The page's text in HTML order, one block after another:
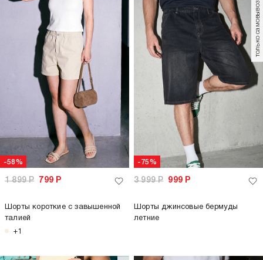
-58%
1 899Р 799 Р
Шорты короткие с завышенной
талией
+1
-75%
только самовывоз
3 999Р 999 Р
Шорты джинсовые бермуды
летние